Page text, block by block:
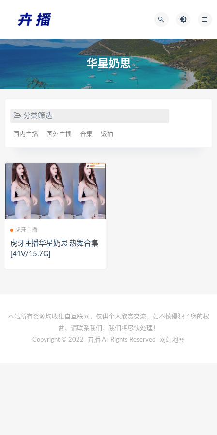
华星奶思
分类筛选
国内主播 国外主播 合集 饭拍
虎牙主播
虎牙主播华星奶思 热舞合集
[41V/15.7G]
本站所有资源均收集自互联网，仅供个人欣赏交流，如不慎侵犯了您的权
益，请联系我们，我们将尽快处理！
Copyright © 2022
卉播 All Rights Reserved 网站地图